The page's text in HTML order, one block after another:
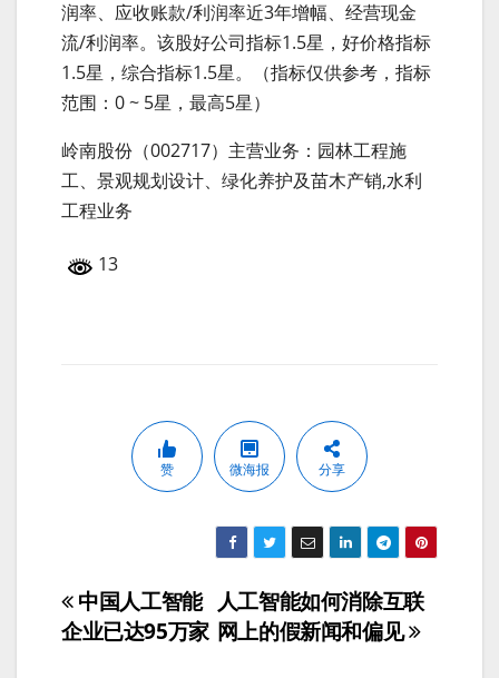
润率、应收账款/利润率近3年增幅、经营现金
流/利润率。该股好公司指标1.5星，好价格指标
1.5星，综合指标1.5星。（指标仅供参考，指标
范围：0 ~ 5星，最高5星）
岭南股份（002717）主营业务：园林工程施
工、景观规划设计、绿化养护及苗木产销,水利
工程业务
13
赞 微海报 分享
文
章
人工智能如何消除互联
网上的假新闻和偏见
中国人工智能
企业已达95万家